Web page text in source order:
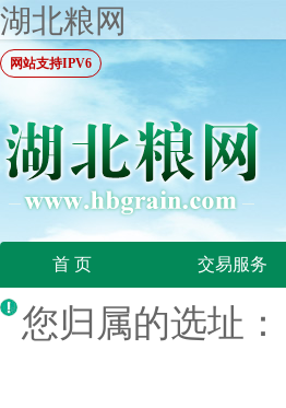
湖北粮网
网站支持IPV6
首 页 交易服务
您归属的选址